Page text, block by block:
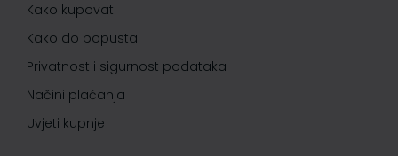
Kako kupovati
Kako do popusta
Privatnost i sigurnost podataka
Načini plaćanja
Uvjeti kupnje